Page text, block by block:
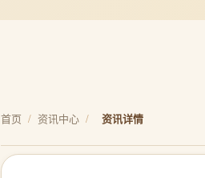
首页 / 资讯中心 / 资讯详情